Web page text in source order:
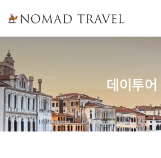
데이투어